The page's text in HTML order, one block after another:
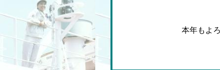
本年もよ